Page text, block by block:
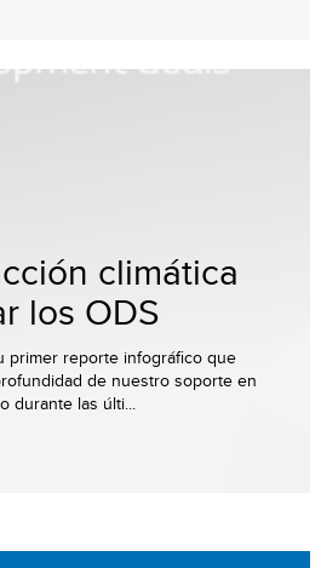
climática
los ODS
primer reporte infográfico que
de nuestro soporte en
durante las últi...